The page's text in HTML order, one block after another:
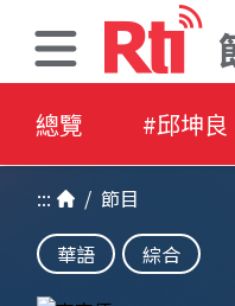
總覽 #邱坤良
::: / 節目
華語
綜合